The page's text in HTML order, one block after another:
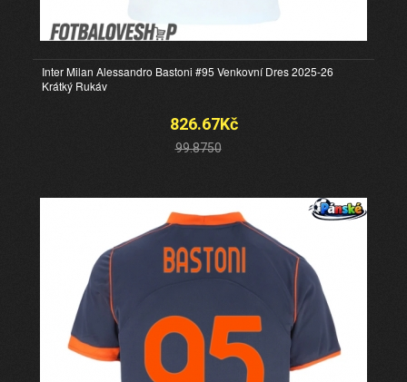
Inter Milan Alessandro Bastoni #95 Venkovní Dres 2025-26
Krátký Rukáv
826.67Kč
99.8750